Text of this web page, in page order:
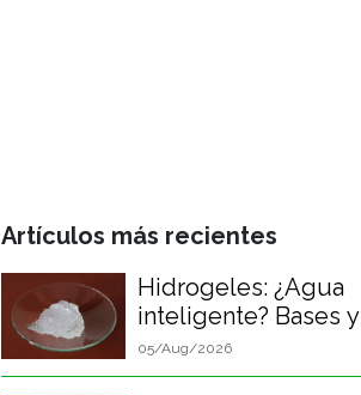
Artículos más recientes
Hidrogeles: ¿Agua
inteligente? Bases y
aplicaciones
05/Aug/2026